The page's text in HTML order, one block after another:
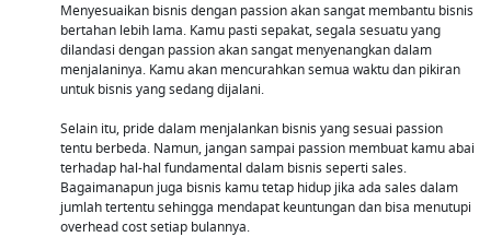
Menyesuaikan bisnis dengan passion akan sangat membantu bisnis
bertahan lebih lama. Kamu pasti sepakat, segala sesuatu yang
dilandasi dengan passion akan sangat menyenangkan dalam
menjalaninya. Kamu akan mencurahkan semua waktu dan pikiran
untuk bisnis yang sedang dijalani.
Selain itu, pride dalam menjalankan bisnis yang sesuai passion
tentu berbeda. Namun, jangan sampai passion membuat kamu abai
terhadap hal-hal fundamental dalam bisnis seperti sales.
Bagaimanapun juga bisnis kamu tetap hidup jika ada sales dalam
jumlah tertentu sehingga mendapat keuntungan dan bisa menutupi
overhead cost setiap bulannya.